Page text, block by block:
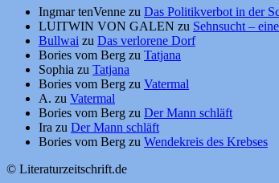
Ingmar tenVenne zu Das Politikverbot in der
LUITWIN VON GALEN zu Sehnsucht –
Bullwai zu Das verlorene Dorf
Bories vom Berg zu Tatjana
Sophia zu Tatjana
Bories vom Berg zu Vatermal
A. zu Vatermal
Bories vom Berg zu Der Mann schläft
Ira zu Der Mann schläft
Bories vom Berg zu Wendekreis des Krebses
© Literaturzeitschrift.de